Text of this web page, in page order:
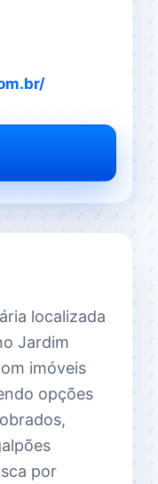
localizada
Jardim
imóveis
opções
por